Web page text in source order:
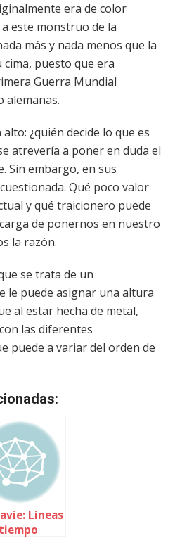
era de color
este monstruo de la
más y nada menos que la
puesto que era
Guerra Mundial
alemanas.
¿quién decide lo que es
atrevería a poner en duda el
Sin embargo, en sus
Qué poco valor
y qué traicionero puede
de ponernos en nuestro
la razón.
se trata de un
le puede asignar una altura
al estar hecha de metal,
las diferentes
puede a variar del orden de
Líneas